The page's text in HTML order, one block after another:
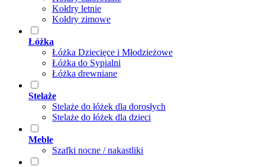
Kołdry letnie
Kołdry zimowe
Łóżka
Łóżka Dziecięce i Młodzieżowe
Łóżka do Sypialni
Łóżka drewniane
Stelaże
Stelaże do łóżek dla dorosłych
Stelaże do łóżek dla dzieci
Meble
Szafki nocne / nakastliki